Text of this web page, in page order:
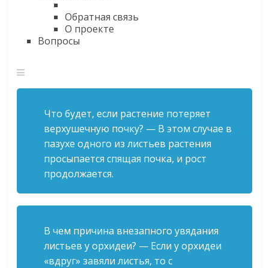
Обратная связь
О проекте
Вопросы
Что будет, если растение потеряет
верхушечную почку? — В этом случае в
пазухе одного из листьев растения
просыпается спящая почка, и рост
продолжается.
В чем причина внезапного увядания
листьев у орхидеи? — Если у орхидеи
«вдруг» завяли листья, то с